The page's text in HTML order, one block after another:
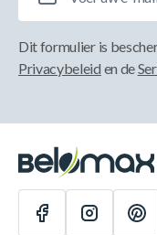
Dit formulier is
Privacybeleid en de